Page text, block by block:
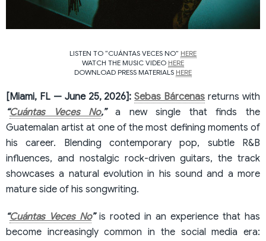
LISTEN TO “CUÁNTAS VECES NO” HERE
WATCH THE MUSIC VIDEO HERE
DOWNLOAD PRESS MATERIALS HERE
[Miami, FL — June 25, 2026]:Sebas Bárcenas returns with
“Cuántas Veces No,”a new single that finds the
Guatemalan artist at one of the most defining moments of
his career. Blending contemporary pop, subtle R&B
influences, and nostalgic rock-driven guitars, the track
showcases a natural evolution in his sound and a more
mature side of his songwriting.
“Cuántas Veces No”is rooted in an experience that has
become increasingly common in the social media era: